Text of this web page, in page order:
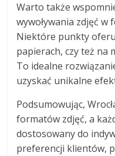
Warto także
wywoływania zdjęć
Niektóre punkty
papierach, czy też na
To idealne
uzyskać unikalne
Podsumowując,
formatów zdjęć, a
dostosowany do
preferencji klientów,